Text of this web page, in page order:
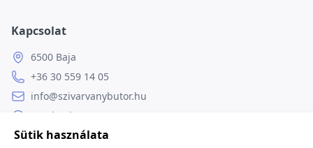
Kapcsolat
6500 Baja
+36 30 559 14 05
info@szivarvanybutor.hu
Facebook
Weboldal
Sütik használata